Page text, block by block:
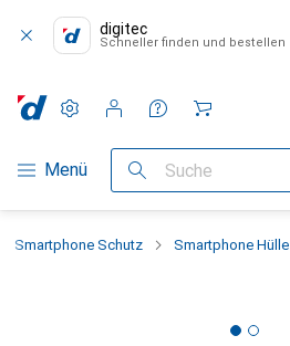
digitec
Schneller finden und bestellen
Navigation nach Kategorien
Menü Suche
Einstellungen
Kundenkonto
Vergleichslisten
Merklisten
Warenkorb
Smartphone Schutz Smartphone Hülle